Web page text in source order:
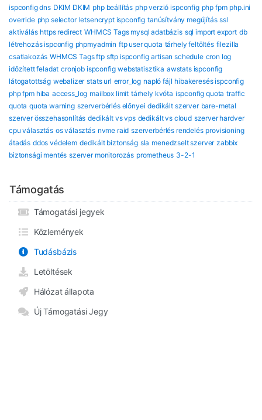
ispconfig dns DKIM DKIM php beállítás php verzió ispconfig php fpm php.ini
override php selector letsencrypt ispconfig tanúsítvány megújítás ssl
aktiválás https redirect WHMCS Tags mysql adatbázis sql import export db
létrehozás ispconfig phpmyadmin ftp user quota tárhely feltöltés filezilla
csatlakozás WHMCS Tags ftp sftp ispconfig artisan schedule cron log
időzített feladat cronjob ispconfig webstatisztika awstats ispconfig
látogatottság webalizer stats url error_log napló fájl hibakeresés ispconfig
php fpm hiba access_log mailbox limit tárhely kvóta ispconfig quota traffic
quota quota warning szerverbérlés előnyei dedikált szerver bare-metal
szerver összehasonlítás dedikált vs vps dedikált vs cloud szerver hardver
cpu választás os választás nvme raid szerverbérlés rendelés provisioning
átadás ddos védelem dedikált biztonság sla menedzselt szerver zabbix
biztonsági mentés szerver monitorozás prometheus 3-2-1
Támogatás
Támogatási jegyek
Közlemények
Tudásbázis
Letöltések
Hálózat állapota
Új Támogatási Jegy